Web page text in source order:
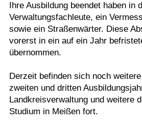
Ihre Ausbildung beendet haben in
Verwaltungsfachleute, ein
sowie ein Straßenwärter. Diese
vorerst in ein auf ein Jahr
übernommen.
Derzeit befinden sich noch
zweiten und dritten
Landkreisverwaltung und weitere
Studium in Meißen fort.